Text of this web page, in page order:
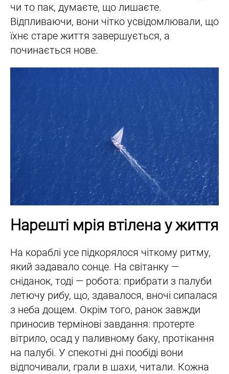
чи то пак, думаєте, що лишаєте.
Відпливаючи, вони чітко усвідомлювали, що
їхнє старе життя завершується, а
починається нове.
Нарешті мрія втілена у життя
На кораблі усе підкорялося чіткому ритму,
який задавало сонце. На світанку —
сніданок, тоді — робота: прибрати з палуби
летючу рибу, що, здавалося, вночі сипалася
з неба дощем. Окрім того, ранок завжди
приносив термінові завдання: протерте
вітрило, осад у паливному баку, протікання
на палубі. У спекотні дні пообіді вони
відпочивали, грали в шахи, читали. Кожна